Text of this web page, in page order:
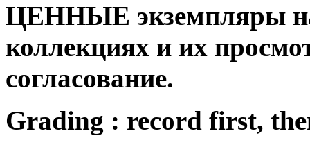
ЦЕННЫЕ экземпляры
коллекциях и их
согласование.
Grading : record first,